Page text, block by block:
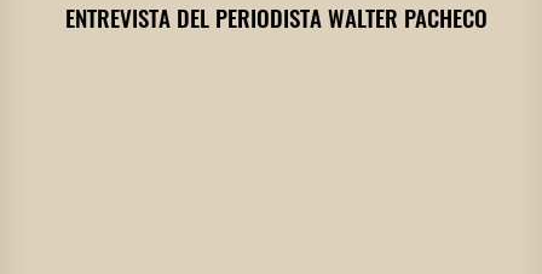
ENTREVISTA DEL PERIODISTA WALTER PACHECO